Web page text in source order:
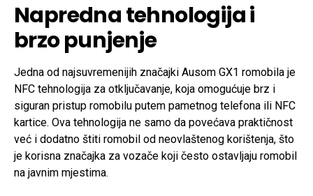
Napredna tehnologija i
brzo punjenje
Jedna od najsuvremenijih značajki Ausom GX1 romobila je
NFC tehnologija za otključavanje, koja omogućuje brz i
siguran pristup romobilu putem pametnog telefona ili NFC
kartice. Ova tehnologija ne samo da povećava praktičnost
već i dodatno štiti romobil od neovlaštenog korištenja, što
je korisna značajka za vozače koji često ostavljaju romobil
na javnim mjestima.